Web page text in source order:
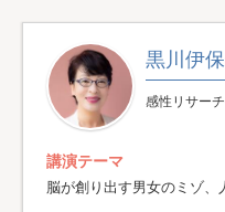
黒川伊
感性リサー
講演テーマ
脳が創り出す男女のミゾ、